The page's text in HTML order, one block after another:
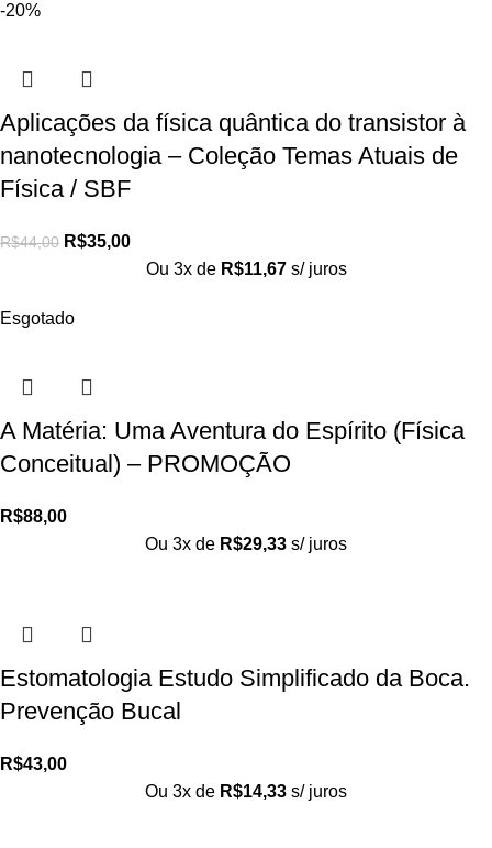
-20%
Aplicações da física quântica do transistor à
nanotecnologia – Coleção Temas Atuais de
Física / SBF
R$44,00 R$35,00
Ou 3x de R$11,67 s/ juros
Esgotado
A Matéria: Uma Aventura do Espírito (Física
Conceitual) – PROMOÇÃO
R$88,00
Ou 3x de R$29,33 s/ juros
Estomatologia Estudo Simplificado da Boca.
Prevenção Bucal
R$43,00
Ou 3x de R$14,33 s/ juros